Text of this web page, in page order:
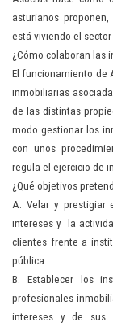
asturianos
está viviendo el
¿Cómo colaboran las
El funcionamiento de
inmobiliarias
de las distintas
modo gestionar los
con unos
regula el ejercicio de
¿Qué objetivos
A. Velar y prestigiar
intereses y la
clientes frente a
pública.
B. Establecer los
profesionales
intereses y de sus